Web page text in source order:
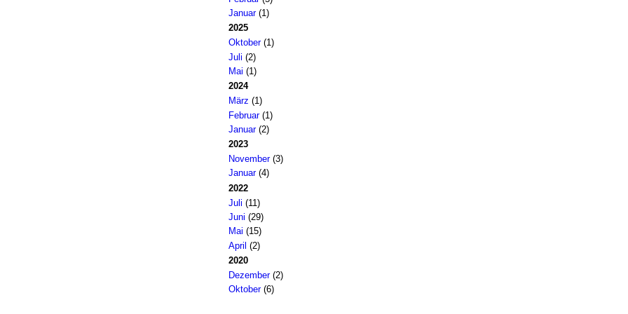
Januar(1)
2025
Oktober(1)
Juli (2)
Mai (1)
2024
März (1)
Februar(1)
Januar(2)
2023
November(3)
Januar(4)
2022
Juli (11)
Juni (29)
Mai (15)
April (2)
2020
Dezember(2)
Oktober(6)